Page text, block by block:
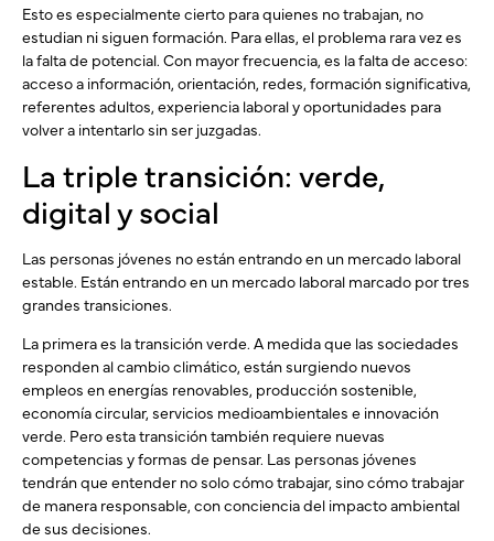
Esto es especialmente cierto para quienes no trabajan, no
estudian ni siguen formación. Para ellas, el problema rara vez es
la falta de potencial. Con mayor frecuencia, es la falta de acceso:
acceso a información, orientación, redes, formación significativa,
referentes adultos, experiencia laboral y oportunidades para
volver a intentarlo sin ser juzgadas.
La triple transición: verde,
digital y social
Las personas jóvenes no están entrando en un mercado laboral
estable. Están entrando en un mercado laboral marcado por tres
grandes transiciones.
La primera es la transición verde. A medida que las sociedades
responden al cambio climático, están surgiendo nuevos
empleos en energías renovables, producción sostenible,
economía circular, servicios medioambientales e innovación
verde. Pero esta transición también requiere nuevas
competencias y formas de pensar. Las personas jóvenes
tendrán que entender no solo cómo trabajar, sino cómo trabajar
de manera responsable, con conciencia del impacto ambiental
de sus decisiones.